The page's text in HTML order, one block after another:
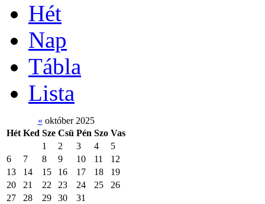
Hét
Nap
Tábla
Lista
« október 2025
Hét Ked Sze Csü Pén Szo Vas
1
2 3 4
5
6
7 8 9 10 11
12
13
14 15 16 17 18
19
20
21 22 23 24 25
26
27
28 29 30 31